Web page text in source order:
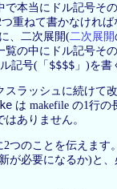
で本当にドル記号そ
つ重ねて書かなけれ
、二次展開(二次展開
覧の中にドル記号そ
記号(「 $$$$ 」)を書
ラッシュに続けて
は makefile の1行
ありません。
2つのことを伝えます
が必要になるか)と